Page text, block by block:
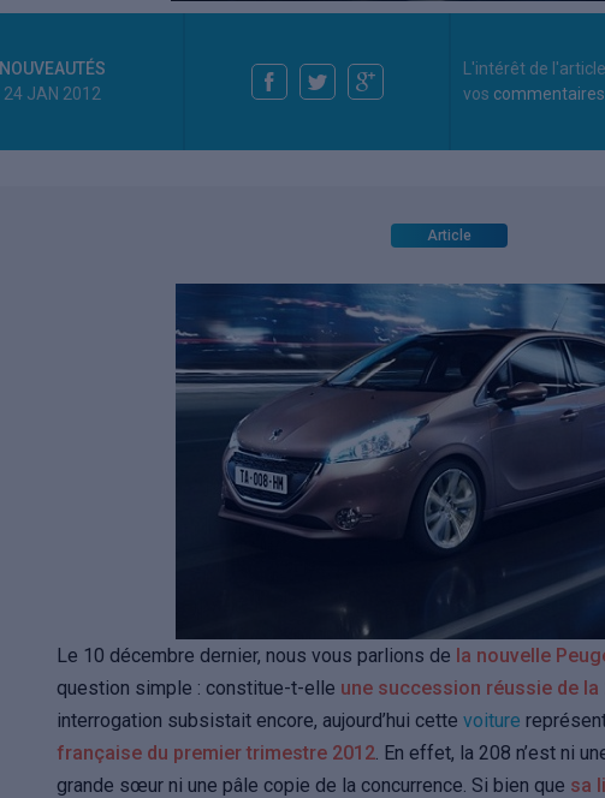
NOUVEAUTÉS
24 JAN 2012
L'intérêt de
vos
Article
Le 10 décembre dernier, nous vous parlions de la nouvelle
question simple : constitue-t-elle une succession réussie de la
interrogation subsistait encore, aujourd’hui cette voiture
française du premier trimestre 2012. En effet, la 208 n’est ni
grande sœur ni une pâle copie de la concurrence. Si bien que sa